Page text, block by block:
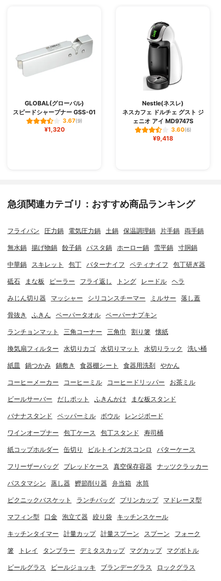
GLOBAL(グローバル)
スピードシャープナー GSS-01
3.67(9)
¥1,320
Nestle(ネスレ)
ネスカフェ ドルチェ グスト ジ
ェニオ アイ MD9747S
3.60(6)
¥9,418
急須関連カテゴリ：おすすめ商品ランキング
フライパン 圧力鍋 電気圧力鍋 土鍋 保温調理鍋 片手鍋 両手鍋
無水鍋 揚げ物鍋 餃子鍋 パスタ鍋 ホーロー鍋 雪平鍋 寸胴鍋
中華鍋 スキレット 包丁 バターナイフ ペティナイフ 包丁研ぎ器
砥石 まな板 ピーラー フライ返し トング レードル ヘラ
みじん切り器 マッシャー シリコンスチーマー ミルサー 落し蓋
骨抜き ふきん ペーパータオル ペーパーナプキン
ランチョンマット 三角コーナー 三角巾 割り箸 懐紙
換気扇フィルター 水切りカゴ 水切りマット 水切りラック 洗い桶
紙皿 鍋つかみ 鍋敷き 食器棚シート 食器用洗剤 やかん
コーヒーメーカー コーヒーミル コーヒードリッパー お茶ミル
ビールサーバー だしポット ふきんかけ まな板スタンド
バナナスタンド ペッパーミル ボウル レンジボード
ワインオープナー 包丁ケース 包丁スタンド 寿司桶
紙コップホルダー 缶切り ビルトインガスコンロ バターケース
フリーザーバッグ ブレッドケース 真空保存容器 ナッツクラッカー
パスタマシン 蒸し器 鰹節削り器 弁当箱 水筒
ピクニックバスケット ランチバッグ プリンカップ マドレーヌ型
マフィン型 口金 泡立て器 絞り袋 キッチンスケール
キッチンタイマー 計量カップ 計量スプーン スプーン フォーク
箸 トレイ タンブラー デミタスカップ マグカップ マグボトル
ビールグラス ビールジョッキ ブランデーグラス ロックグラス